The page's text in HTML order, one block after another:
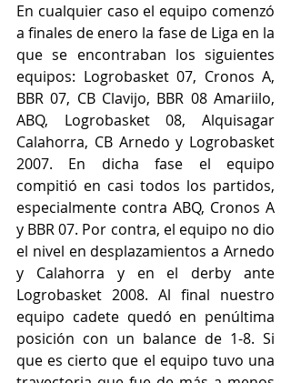
En cualquier caso el equipo comenzó
a finales de enero la fase de Liga en la
que se encontraban los siguientes
equipos: Logrobasket 07, Cronos A,
BBR 07, CB Clavijo, BBR 08 Amariilo,
ABQ, Logrobasket 08, Alquisagar
Calahorra, CB Arnedo y Logrobasket
2007. En dicha fase el equipo
compitió en casi todos los partidos,
especialmente contra ABQ, Cronos A
y BBR 07. Por contra, el equipo no dio
el nivel en desplazamientos a Arnedo
y Calahorra y en el derby ante
Logrobasket 2008. Al final nuestro
equipo cadete quedó en penúltima
posición con un balance de 1-8. Si
que es cierto que el equipo tuvo una